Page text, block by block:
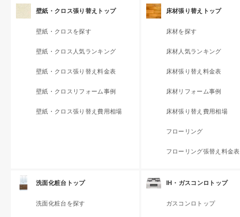
壁紙・クロス張り替えトップ
壁紙・クロスを探す
壁紙・クロス人気ランキング
壁紙・クロス張り替え料金表
壁紙・クロスリフォーム事例
壁紙・クロス張り替え費用相場
床材張り替えトップ
床材を探す
床材人気ランキング
床材張り替え料金表
床材リフォーム事例
床材張り替え費用相場
フローリング
フローリング張替え料金表
洗面化粧台トップ
洗面化粧台を探す
IH・ガスコンロトップ
ガスコンロトップ